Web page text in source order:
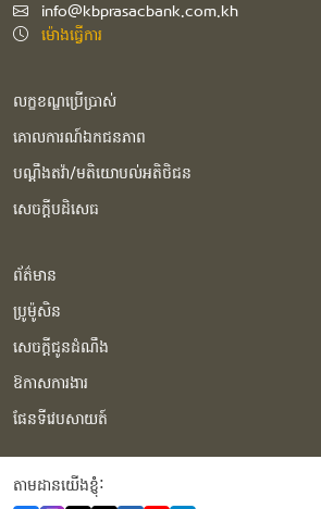
info@kbprasacbank.com.kh
ម៉ោងធ្វើការ
លក្ខខណ្ឌប្រើប្រាស់
គោលការណ៍ឯកជនភាព
បណ្ដឹងតវ៉ា/មតិយោបល់អតិថិជន
សេចក្ដីបដិសេធ
ព័ត៌មាន
ប្រូម៉ូសិន
សេចក្ដីជូនដំណឹង
ឱកាសការងារ
ផែនទីវេបសាយត៍
តាមដានយើងខ្ញុំំ: